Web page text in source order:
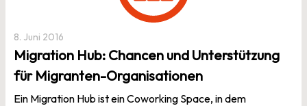
8. Juni 2016
Migration Hub: Chancen und Unterstützung
für Migranten-Organisationen
Ein Migration Hub ist ein Coworking Space, in dem